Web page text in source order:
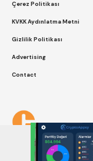
Çerez Politikası
KVKK Aydınlatma Metni
Gizlilik Politikası
Advertising
Contact
Çerez Politikası